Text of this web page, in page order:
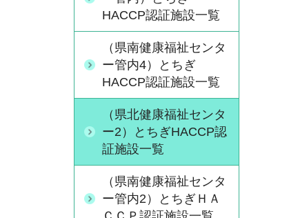
HACCP認証施設一覧
（県南健康福祉センタ
ー管内4）とちぎ
HACCP認証施設一覧
（県北健康福祉センタ
ー2）とちぎHACCP認
証施設一覧
（県南健康福祉センタ
ー管内2）とちぎＨＡ